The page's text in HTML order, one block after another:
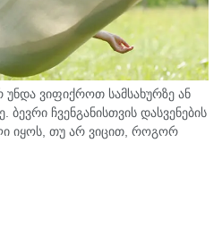
ვიფიქროთ სამსახურზე ან
ჩვენგანისთვის დასვენების
იყოს, თუ არ ვიცით, როგორ
10 რჩევას, რომელიც სტრესის